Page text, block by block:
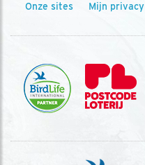
Onze sites Mijn privacy